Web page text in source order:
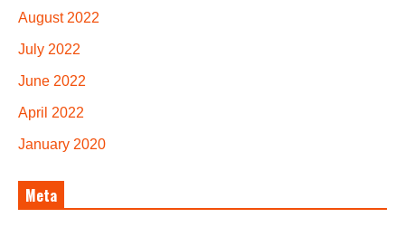
August 2022
July 2022
June 2022
April 2022
January 2020
Meta